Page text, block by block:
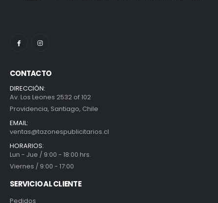
CONTACTO
DIRECCIÓN:
Av. Los Leones 2532 of 102
Providencia, Santiago, Chile
EMAIL:
ventas@tazonespublicitarios.cl
HORARIOS:
Lun - Jue / 9:00 - 18:00 hrs.
Viernes / 9:00 - 17:00
SERVICIO AL CLIENTE
Pedidos